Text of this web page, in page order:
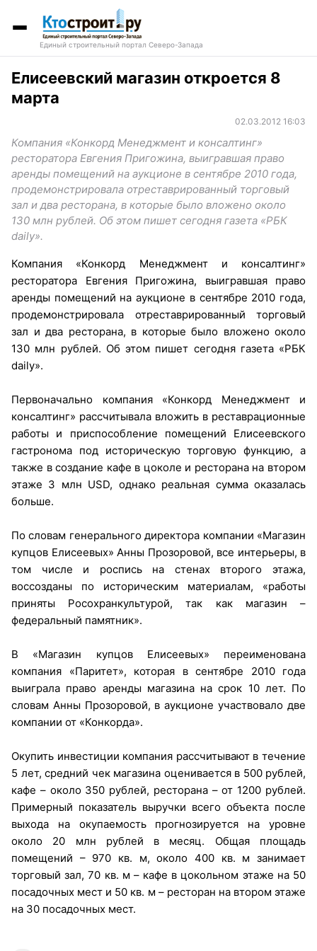
Единый строительный портал Северо-Запада
Елисеевский магазин откроется 8
марта
02.03.2012 16:03
Компания «Конкорд Менеджмент и консалтинг»
ресторатора Евгения Пригожина, выигравшая право
аренды помещений на аукционе в сентябре 2010 года,
продемонстрировала отреставрированный торговый
зал и два ресторана, в которые было вложено около
130 млн рублей. Об этом пишет сегодня газета «РБК
daily».
Компания «Конкорд Менеджмент и консалтинг»
ресторатора Евгения Пригожина, выигравшая право
аренды помещений на аукционе в сентябре 2010 года,
продемонстрировала отреставрированный торговый
зал и два ресторана, в которые было вложено около
130 млн рублей. Об этом пишет сегодня газета «РБК
daily».
Первоначально компания «Конкорд Менеджмент и
консалтинг» рассчитывала вложить в реставрационные
работы и приспособление помещений Елисеевского
гастронома под историческую торговую функцию, а
также в создание кафе в цоколе и ресторана на втором
этаже 3 млн USD, однако реальная сумма оказалась
больше.
По словам генерального директора компании «Магазин
купцов Елисеевых» Анны Прозоровой, все интерьеры, в
том числе и роспись на стенах второго этажа,
воссозданы по историческим материалам, «работы
приняты Росохранкультурой, так как магазин –
федеральный памятник».
В «Магазин купцов Елисеевых» переименована
компания «Паритет», которая в сентябре 2010 года
выиграла право аренды магазина на срок 10 лет. По
словам Анны Прозоровой, в аукционе участвовало две
компании от «Конкорда».
Окупить инвестиции компания рассчитывают в течение
5 лет, средний чек магазина оценивается в 500 рублей,
кафе – около 350 рублей, ресторана – от 1200 рублей.
Примерный показатель выручки всего объекта после
выхода на окупаемость прогнозируется на уровне
около 20 млн рублей в месяц. Общая площадь
помещений – 970 кв. м, около 400 кв. м занимает
торговый зал, 70 кв. м – кафе в цокольном этаже на 50
посадочных мест и 50 кв. м – ресторан на втором этаже
на 30 посадочных мест.